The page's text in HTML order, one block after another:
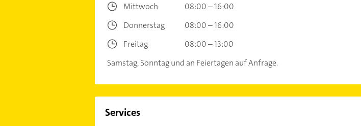
Mittwoch
08:00 – 16:00
Donnerstag
08:00 – 16:00
Freitag
08:00 – 13:00
Samstag, Sonntag und an Feiertagen auf Anfrage.
Services